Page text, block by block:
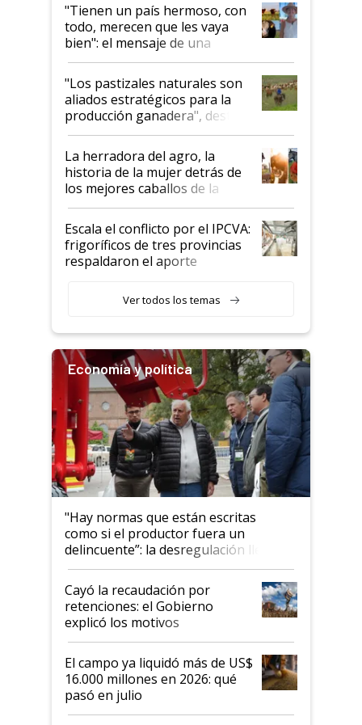
"Tienen un país hermoso, con
todo, merecen que les vaya
bien": el mensaje de una
ganadera uruguaya sobre las
oportunidades que se abren
para el agro en Argentina, con
foco en la carne
"Los pastizales naturales son
aliados estratégicos para la
producción ganadera", destaca
la iniciativa que ya reúne a 46
establecimientos en Argentina
La herradora del agro, la
historia de la mujer detrás de
los mejores caballos de la
Argentina y los mitos que
todavía hacen sufrir a estos
animales: "Mientras me
descalificaban, yo seguí
haciendo currículum"
Escala el conflicto por el IPCVA:
frigoríficos de tres provincias
respaldaron el aporte
Ver todos los temas
Economía y política
"Hay normas que están escritas
como si el productor fuera un
delincuente”: la desregulación llegó
al Congreso Aapresid y hasta se
habló del financiamiento al IPCVA
Cayó la recaudación por
retenciones: el Gobierno
explicó los motivos
El campo ya liquidó más de US$
16.000 millones en 2026: qué
pasó en julio